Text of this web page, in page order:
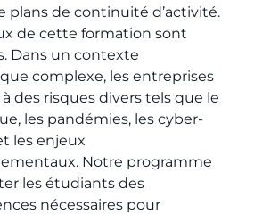
plans de continuité d’activité.
de cette formation sont
Dans un contexte
complexe, les entreprises
des risques divers tels que le
les pandémies, les cyber-
les enjeux
Notre programme
les étudiants des
nécessaires pour